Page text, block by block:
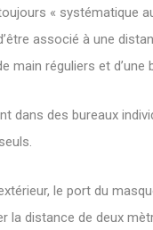
« systématique
associé à une
main réguliers et
dans des bureaux
le port du
la distance de deux